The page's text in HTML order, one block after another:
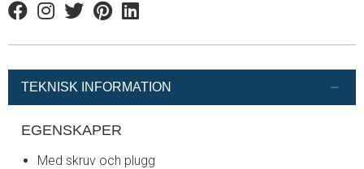
FacebookInstagram
TwitterPinterestLinkedin
TEKNISK INFORMATION
EGENSKAPER
Med skruv och plugg